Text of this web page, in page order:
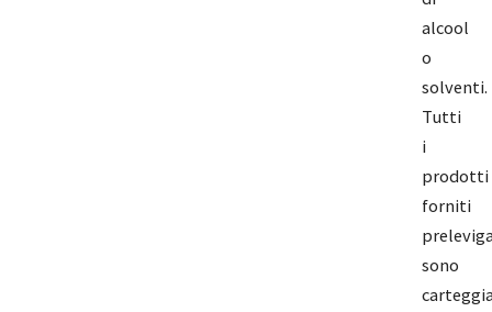
alcool
o
solventi.
Tutti
i
prodotti
forniti
sono